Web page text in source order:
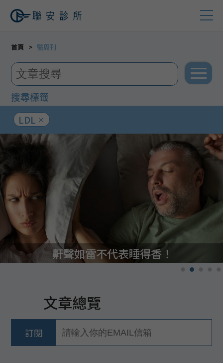
首頁 醫周刊
搜尋標籤
LDL
鼾聲如雷不代表睡得香！
文章總覽